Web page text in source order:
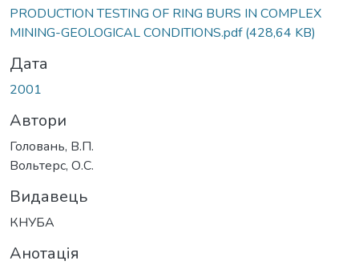
PRODUCTION TESTING OF RING BURS IN COMPLEX
MINING-GEOLOGICAL CONDITIONS.pdf(428,64 KB)
Дата
2001
Автори
Головань, В.П.
Вольтерс, О.С.
Видавець
КНУБА
Анотація